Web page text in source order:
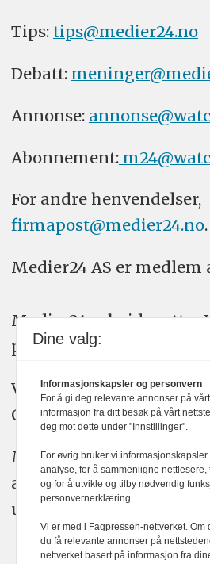
Tips: tips@medier24.no
Debatt:
Annonse:
Abonnement:
For andre henvendelser,
firmapost@medier24.no.
Medier24 AS er medlem
Medier24 arbeider etter
plakatens regler for god
Vi bruker KI-verktøy som
Claude, og Gemini i
Medier24s redaksjon
ansvar for publisert
uten bruk av kunstig
Dine valg:
Informasjonskapsler og personvern
For å gi deg relevante annonser på
informasjon fra ditt besøk på vårt
deg mot dette under "Innstillinger".
For øvrig bruker vi
analyse, for å sammenligne
og for å utvikle og tilby nødvendig
personvernerklæring.
Vi er med i Fagpressen-nettverket. Om
du få relevante annonser på
nettverket basert på informasjon fra